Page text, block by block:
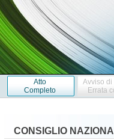
Atto
Completo
Avviso di
Errata
CONSIGLIO